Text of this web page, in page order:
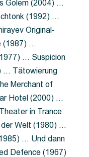
Golem (2004) …
(1992) …
Original-
(1987) …
… Suspicion
… Tätowierung
Merchant of
Hotel (2000) …
in Trance
Welt (1980) …
… Und dann
Defence (1967)